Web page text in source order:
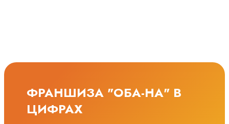
ФРАНШИЗА "ОБА-НА" В
ЦИФРАХ